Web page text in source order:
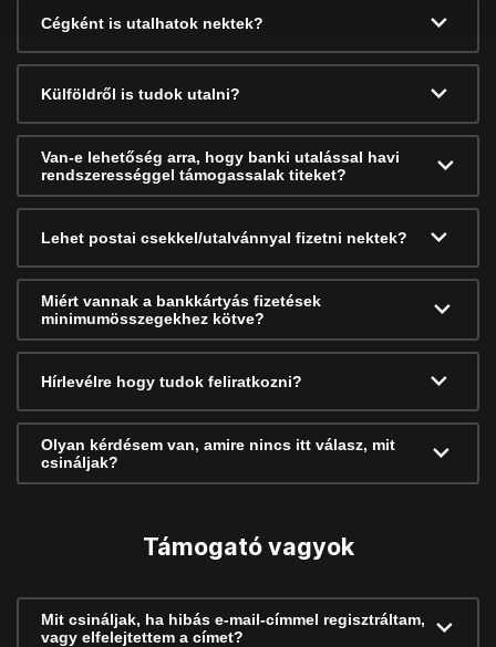
Cégként is utalhatok nektek?
Külföldről is tudok utalni?
Van-e lehetőség arra, hogy banki utalással havi
rendszerességgel támogassalak titeket?
Lehet postai csekkel/utalvánnyal fizetni nektek?
Miért vannak a bankkártyás fizetések
minimumösszegekhez kötve?
Hírlevélre hogy tudok feliratkozni?
Olyan kérdésem van, amire nincs itt válasz, mit
csináljak?
Támogató vagyok
Mit csináljak, ha hibás e-mail-címmel regisztráltam,
vagy elfelejtettem a címet?